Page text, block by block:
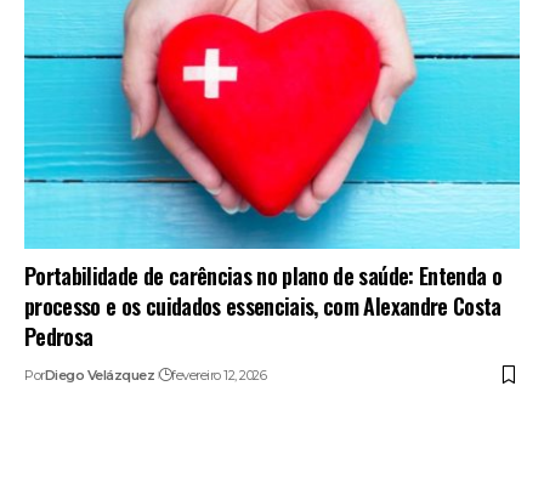
Portabilidade de carências no plano de saúde: Entenda o
processo e os cuidados essenciais, com Alexandre Costa
Pedrosa
PorDiego Velázquez fevereiro 12, 2026